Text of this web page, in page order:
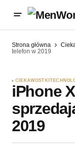
Strona główna
telefon w 2019
CIEKAWOSTKI
iPhone
2019